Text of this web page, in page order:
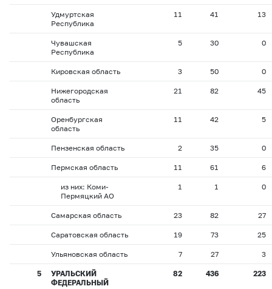
Удмуртская
Республика
11 41 13
Чувашская
Республика
5 30 0
Кировская область 3 50 0
Нижегородская
область
21 82 45
Оренбургская
область
11 42 5
Пензенская область 2 35 0
Пермская область 11 61 6
из них: Коми-
Пермяцкий АО
1 1 0
Самарская область 23 82 27
Саратовская область 19 73 25
Ульяновская область 7 27 3
5
УРАЛЬСКИЙ
ФЕДЕРАЛЬНЫЙ
82 436 223